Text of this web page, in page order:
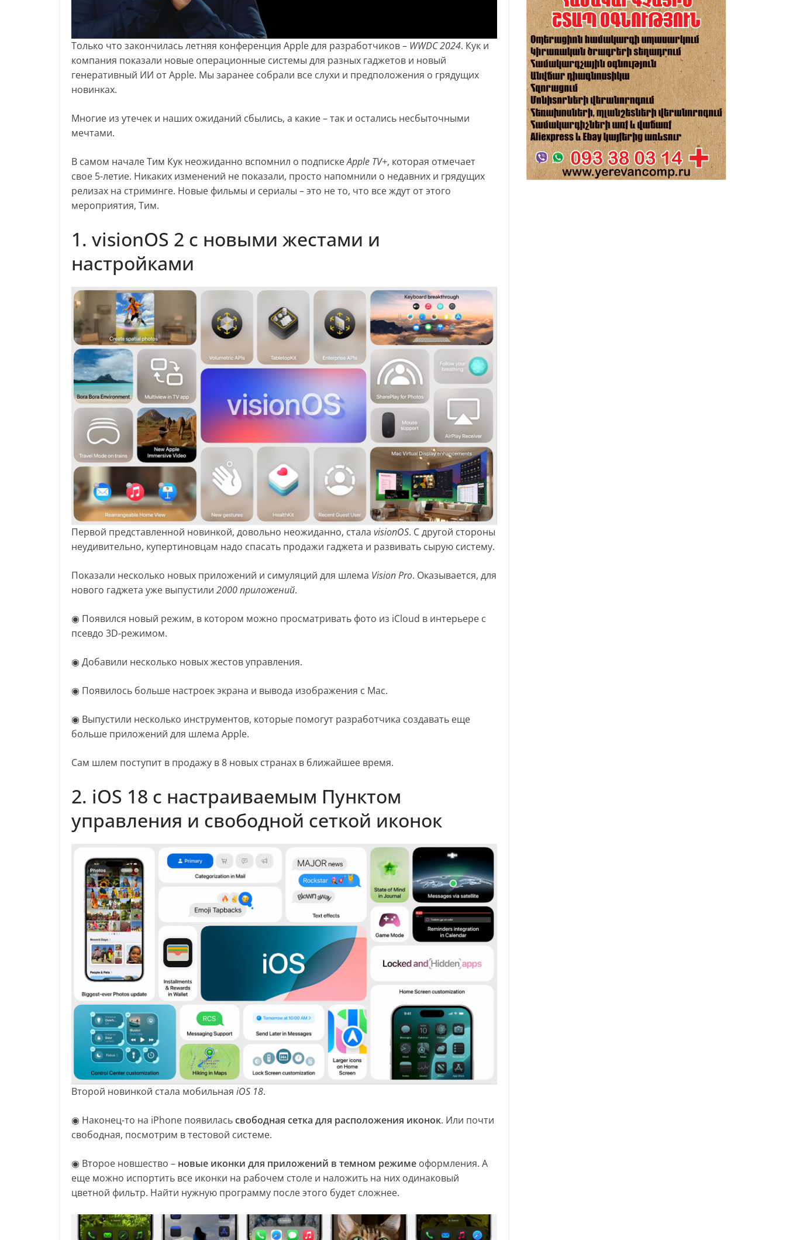
Только что закончилась летняя конференция Apple для разработчиков – WWDC 2024. Кук и
компания показали новые операционные системы для разных гаджетов и новый
генеративный ИИ от Apple. Мы заранее собрали все слухи и предположения о грядущих
новинках.
Многие из утечек и наших ожиданий сбылись, а какие – так и остались несбыточными
мечтами.
В самом начале Тим Кук неожиданно вспомнил о подпискеApple TV+, которая отмечает
свое 5-летие. Никаких изменений не показали, просто напомнили о недавних и грядущих
релизах на стриминге. Новые фильмы и сериалы – это не то, что все ждут от этого
мероприятия, Тим.
1. visionOS 2 с новыми жестами и
настройками
Первой представленной новинкой, довольно неожиданно, стала visionOS. С другой стороны
неудивительно, купертиновцам надо спасать продажи гаджета и развивать сырую систему.
Показали несколько новых приложений и симуляций для шлема Vision Pro. Оказывается, для
нового гаджета уже выпустили 2000 приложений.
◉ Появился новый режим, в котором можно просматривать фото из iCloud в интерьере с
псевдо 3D-режимом.
◉ Добавили несколько новых жестов управления.
◉ Появилось больше настроек экрана и вывода изображения с Mac.
◉ Выпустили несколько инструментов, которые помогут разработчика создавать еще
больше приложений для шлема Apple.
Сам шлем поступит в продажу в 8 новых странах в ближайшее время.
2. iOS 18 с настраиваемым Пунктом
управления и свободной сеткой иконок
Второй новинкой стала мобильная iOS 18.
◉ Наконец-то на iPhone появиласьсвободная сетка для расположения иконок. Или почти
свободная, посмотрим в тестовой системе.
◉ Второе новшество – новые иконки для приложений в темном режиме оформления. А
еще можно испортить все иконки на рабочем столе и наложить на них одинаковый
цветной фильтр. Найти нужную программу после этого будет сложнее.